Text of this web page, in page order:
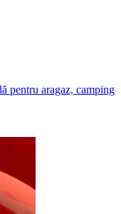
pentru aragaz, camping